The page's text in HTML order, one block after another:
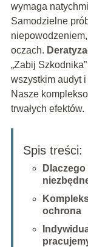
wymaga
Samodzielne
oczach.
„Zabij
wszystkim audyt
Nasze
trwałych efektów.
Spis treści:
ochrona